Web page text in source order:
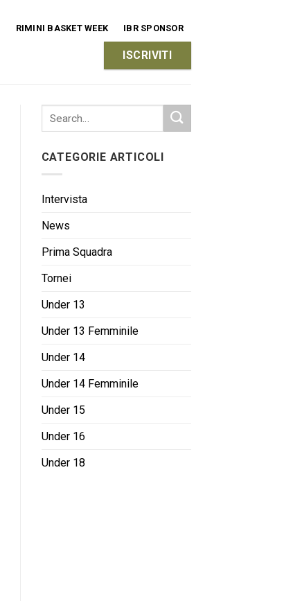
RIMINI BASKET WEEK IBR SPONSOR
ISCRIVITI
CATEGORIE ARTICOLI
Intervista
News
Prima Squadra
Tornei
Under 13
Under 13 Femminile
Under 14
Under 14 Femminile
Under 15
Under 16
Under 18